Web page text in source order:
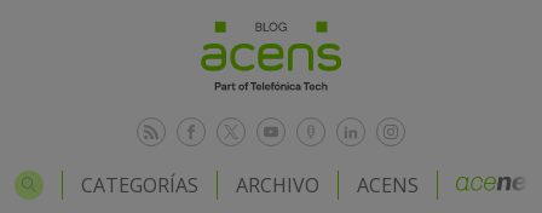
CATEGORÍAS ARCHIVO ACENS